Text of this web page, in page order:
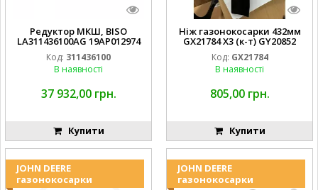
Редуктор МКШ, BISO
LA311436100AG 19AP012974
Laverda EMNIYET
Код: 311436100
В наявності
37 932,00 грн.
Купити
Ніж газонокосарки 432мм
GX21784 X3 (к-т) GY20852
AM137757 AM141035
Код: GX21784
В наявності
805,00 грн.
Купити
JOHN DEERE
газонокосарки
JOHN DEERE
газонокосарки